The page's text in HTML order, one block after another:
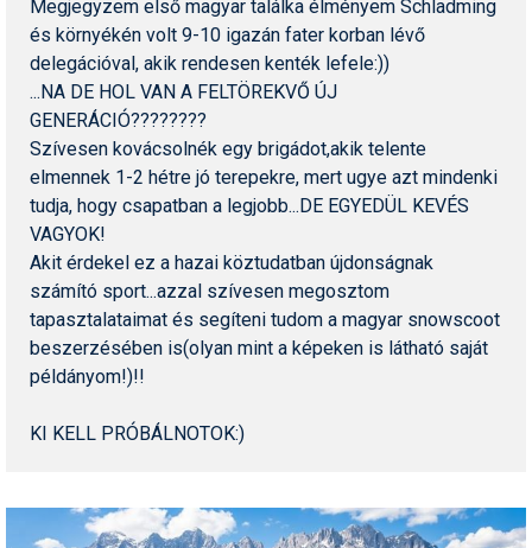
Síruházat
Síszerviz
Sítechnika
Síugrás
Snowboard
Snowboardfelszerelés
Sportorvos
Szakértők
Szótárak
Téli sportok
Megjegyzem első magyar találka élményem Schladming
és környékén volt 9-10 igazán fater korban lévő
delegációval, akik rendesen kenték lefele:))
...NA DE HOL VAN A FELTÖREKVŐ ÚJ
GENERÁCIÓ????????
Szívesen kovácsolnék egy brigádot,akik telente
elmennek 1-2 hétre jó terepekre, mert ugye azt mindenki
tudja, hogy csapatban a legjobb...DE EGYEDÜL KEVÉS
VAGYOK!
Akit érdekel ez a hazai köztudatban újdonságnak
számító sport...azzal szívesen megosztom
tapasztalataimat és segíteni tudom a magyar snowscoot
beszerzésében is(olyan mint a képeken is látható saját
példányom!)!!
KI KELL PRÓBÁLNOTOK:)